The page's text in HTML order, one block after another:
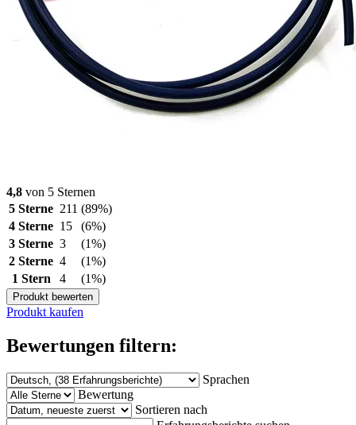
4,8 von 5 Sternen
5 Sterne 211 (89%)
4 Sterne 15
(6%)
3 Sterne 3
(1%)
2 Sterne 4
(1%)
1 Stern
4 (1%)
Produkt bewerten
Produkt kaufen
Bewertungen filtern:
Sprachen
Bewertung
Sortieren nach